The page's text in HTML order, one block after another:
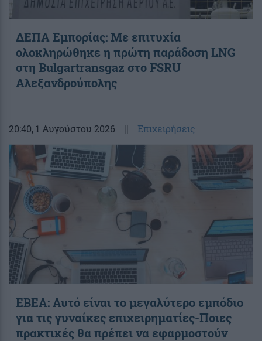
ΔΕΠΑ Εμπορίας: Με επιτυχία
ολοκληρώθηκε η πρώτη παράδοση LNG
στη Bulgartransgaz στο FSRU
Αλεξανδρούπολης
20:40, 1 Αυγούστου 2026 || Επιχειρήσεις
ΕΒΕΑ: Αυτό είναι το μεγαλύτερο εμπόδιο
για τις γυναίκες επιχειρηματίες-Ποιες
πρακτικές θα πρέπει να εφαρμοστούν